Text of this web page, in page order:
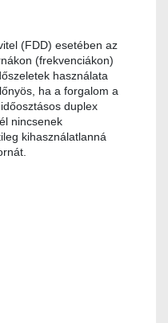
(FDD) esetében az
(frekvenciákon)
használata
ha a forgalom a
duplex
nincsenek
kihasználatlanná
0 csillag a lehetséges 5-